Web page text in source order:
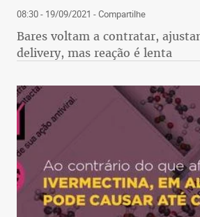
08:30 - 19/09/2021 - Compartilhe
Bares voltam a contratar,
delivery, mas reação é lenta